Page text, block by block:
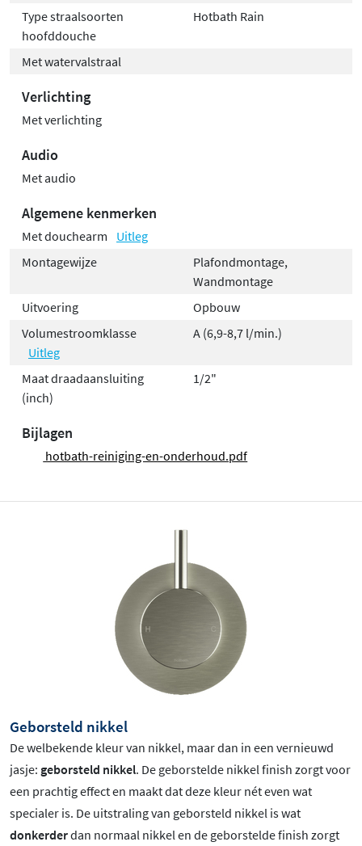
Type straalsoorten
hoofddouche
Hotbath Rain
Met watervalstraal
Verlichting
Met verlichting
Audio
Met audio
Algemene kenmerken
Met douchearm
Uitleg
Montagewijze
Plafondmontage,
Wandmontage
Uitvoering
Opbouw
Volumestroomklasse
Uitleg
A (6,9-8,7 l/min.)
Maat draadaansluiting
(inch)
1/2"
Bijlagen
hotbath-reiniging-en-onderhoud.pdf
Geborsteld nikkel
De welbekende kleur van nikkel, maar dan in een vernieuwd
jasje: geborsteld nikkel. De geborstelde nikkel finish zorgt voor
een prachtig effect en maakt dat deze kleur nét even wat
specialer is. De uitstraling van geborsteld nikkel is wat
donkerderdan normaal nikkel en de geborstelde finish zorgt